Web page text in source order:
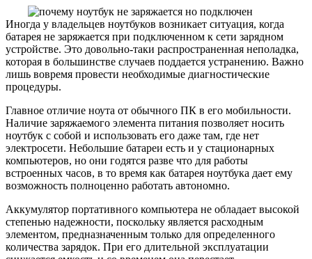
Иногда у владельцев ноутбуков возникает ситуация, когда
батарея не заряжается при подключенном к сети зарядном
устройстве. Это довольно-таки распространенная неполадка,
которая в большинстве случаев поддается устранению. Важно
лишь вовремя провести необходимые диагностические
процедуры.
Главное отличие ноута от обычного ПК в его мобильности.
Наличие заряжаемого элемента питания позволяет носить
ноутбук с собой и использовать его даже там, где нет
электросети. Небольшие батареи есть и у стационарных
компьютеров, но они годятся разве что для работы
встроенных часов, в то время как батарея ноутбука дает ему
возможность полноценно работать автономно.
Аккумулятор портативного компьютера не обладает высокой
степенью надежности, поскольку является расходным
элементом, предназначенным только для определенного
количества зарядок. При его длительной эксплуатации